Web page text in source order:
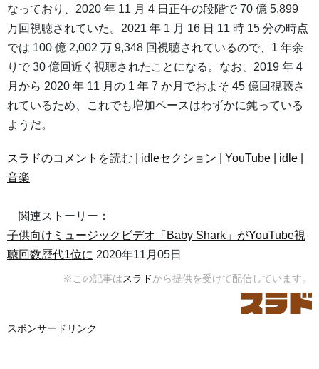
なっており、2020 年 11 月 4 日正午の段階で 70 億 5,899
万回視聴されていた。2021 年 1 月 16 日 11 時 15 分の時点
では 100 億 2,002 万 9,348 回視聴されているので、1 年余
りで 30 億回近く視聴されたことになる。なお、2019 年 4
月から 2020 年 11 月の 1 年 7 か月でおよそ 45 億回視聴さ
れているため、これでも増加ペースはわずかに鈍っている
ようだ。
スラドのコメントを読む idleセクション YouTube idle
音楽
関連ストーリー：
子供向けミュージックビデオ「Baby Shark」がYouTube視
聴回数歴代1位に 2020年11月05日
※この記事はスラドから提供を受けて配信しています。
スポンサードリンク